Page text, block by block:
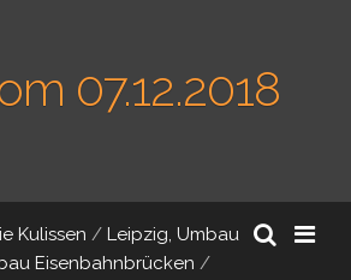
07.12.2018
Kulissen / Leipzig, Umbau
Eisenbahnbrücken /